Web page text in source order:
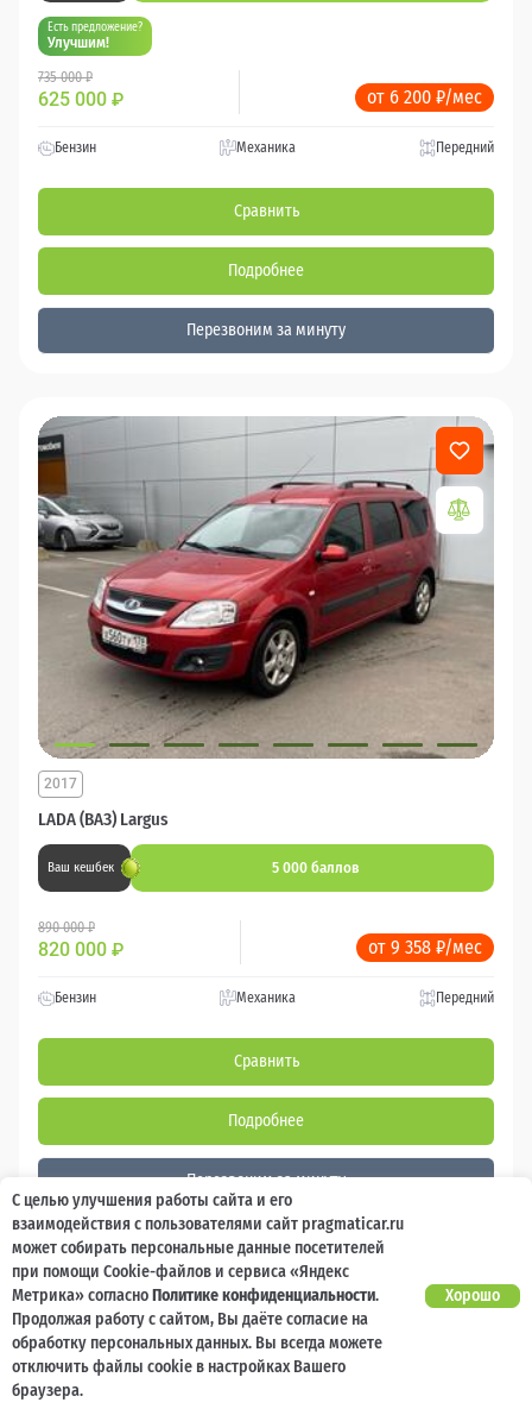
Есть предложение?
Улучшим!
735 000 ₽
625 000 ₽ от 6 200 ₽/мес
Бензин Механика Передний
Сравнить
Подробнее
Перезвоним за минуту
LADA (ВАЗ) Largus
2017
Ваш кешбек 5 000 баллов
890 000 ₽
820 000 ₽ от 9 358 ₽/мес
Бензин Механика Передний
Сравнить
Подробнее
Перезвоним за минуту
98 286 км
С целью улучшения работы сайта и его
взаимодействия с пользователями сайт pragmaticar.ru
может собирать персональные данные посетителей
при помощи Cookie-файлов и сервиса «Яндекс
Метрика» согласноПолитике конфиденциальности.
Продолжая работу с сайтом, Вы даёте согласие на
обработку персональных данных. Вы всегда можете
отключить файлы cookie в настройках Вашего
браузера.
Хорошо